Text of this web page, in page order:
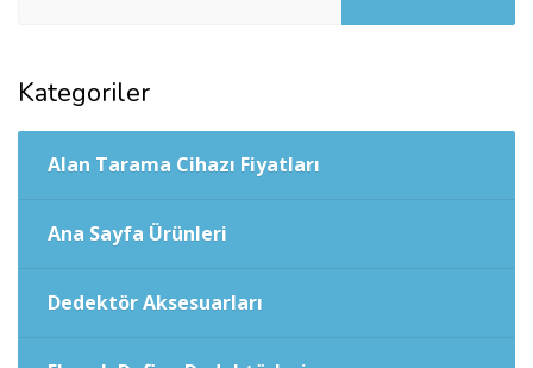
Kategoriler
Alan Tarama Cihazı Fiyatları
Ana Sayfa Ürünleri
Dedektör Aksesuarları